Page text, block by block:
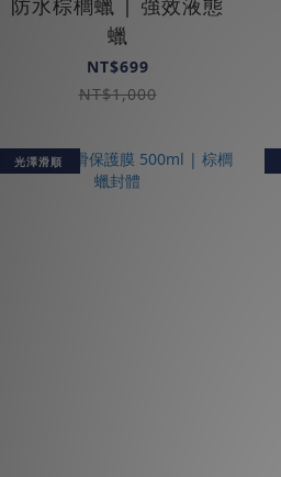
蠟
NT$699
NT$1,000
光澤滑順